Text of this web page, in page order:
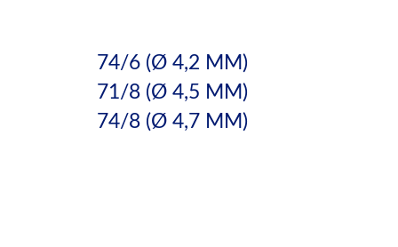
74/6 (Ø 4,2 MM)
71/8 (Ø 4,5 MM)
74/8 (Ø 4,7 MM)